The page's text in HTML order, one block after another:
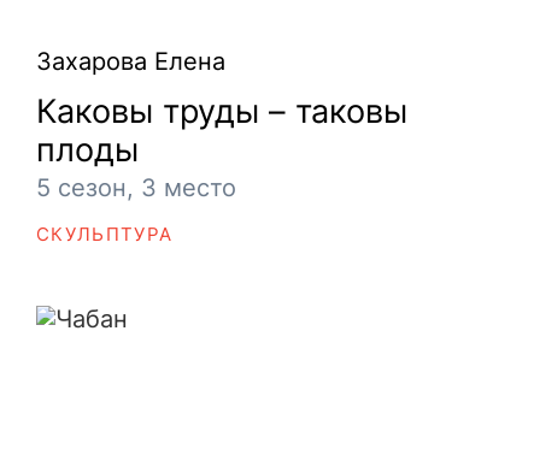
Захарова Елена
Каковы труды – таковы
плоды
5 сезон, 3 место
СКУЛЬПТУРА
Чабан